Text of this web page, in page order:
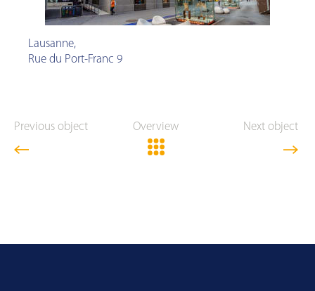
Lausanne,
Rue du Port-Franc 9
Previous object Overview Next object